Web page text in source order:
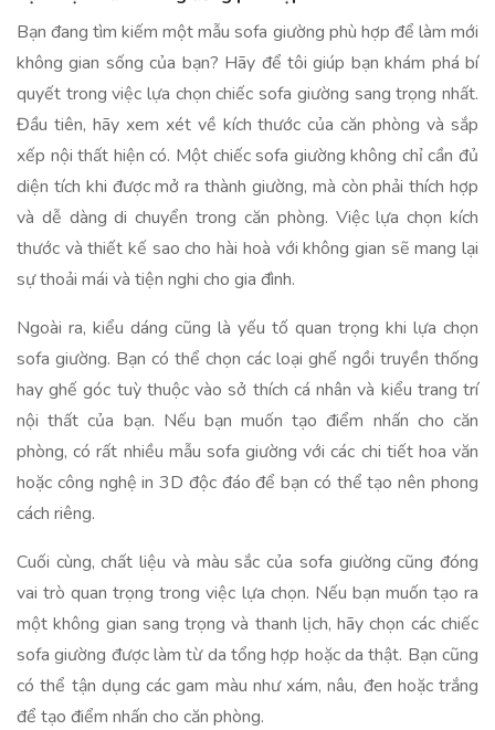
Bạn đang tìm kiếm một mẫu sofa giường phù hợp để làm mới
không gian sống của bạn? Hãy để tôi giúp bạn khám phá bí
quyết trong việc lựa chọn chiếc sofa giường sang trọng nhất.
Đầu tiên, hãy xem xét về kích thước của căn phòng và sắp
xếp nội thất hiện có. Một chiếc sofa giường không chỉ cần đủ
diện tích khi được mở ra thành giường, mà còn phải thích hợp
và dễ dàng di chuyển trong căn phòng. Việc lựa chọn kích
thước và thiết kế sao cho hài hoà với không gian sẽ mang lại
sự thoải mái và tiện nghi cho gia đình.
Ngoài ra, kiểu dáng cũng là yếu tố quan trọng khi lựa chọn
sofa giường. Bạn có thể chọn các loại ghế ngồi truyền thống
hay ghế góc tuỳ thuộc vào sở thích cá nhân và kiểu trang trí
nội thất của bạn. Nếu bạn muốn tạo điểm nhấn cho căn
phòng, có rất nhiều mẫu sofa giường với các chi tiết hoa văn
hoặc công nghệ in 3D độc đáo để bạn có thể tạo nên phong
cách riêng.
Cuối cùng, chất liệu và màu sắc của sofa giường cũng đóng
vai trò quan trọng trong việc lựa chọn. Nếu bạn muốn tạo ra
một không gian sang trọng và thanh lịch, hãy chọn các chiếc
sofa giường được làm từ da tổng hợp hoặc da thật. Bạn cũng
có thể tận dụng các gam màu như xám, nâu, đen hoặc trắng
để tạo điểm nhấn cho căn phòng.